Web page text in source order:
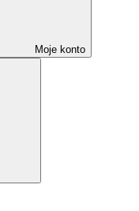
Moje konto